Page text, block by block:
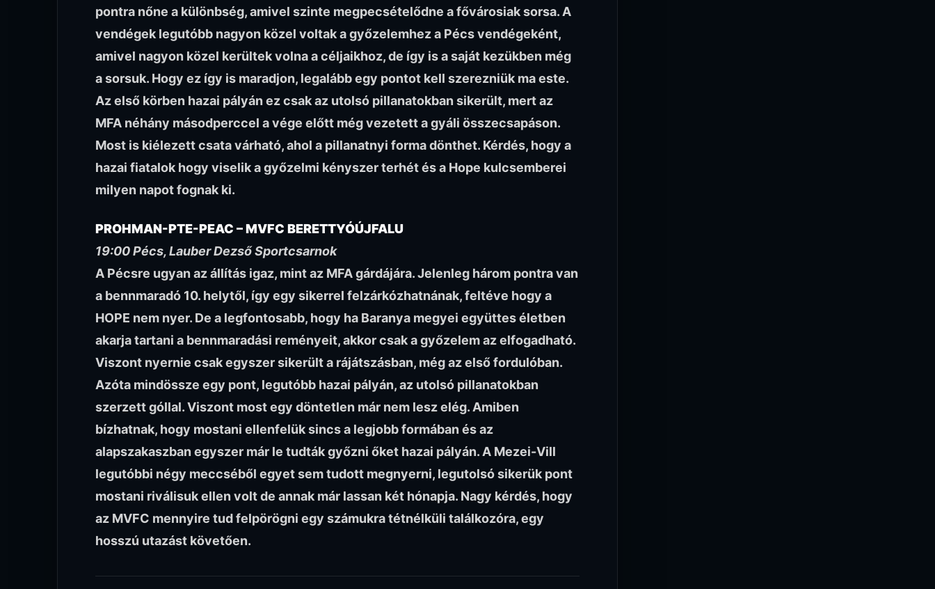
pontra nőne a különbség, amivel szinte megpecsételődne a fővárosiak sorsa. A
vendégek legutóbb nagyon közel voltak a győzelemhez a Pécs vendégeként,
amivel nagyon közel kerültek volna a céljaikhoz, de így is a saját kezükben még
a sorsuk. Hogy ez így is maradjon, legalább egy pontot kell szerezniük ma este.
Az első körben hazai pályán ez csak az utolsó pillanatokban sikerült, mert az
MFA néhány másodperccel a vége előtt még vezetett a gyáli összecsapáson.
Most is kiélezett csata várható, ahol a pillanatnyi forma dönthet. Kérdés, hogy a
hazai fiatalok hogy viselik a győzelmi kényszer terhét és a Hope kulcsemberei
milyen napot fognak ki.
PROHMAN-PTE-PEAC – MVFC BERETTYÓÚJFALU
19:00 Pécs, Lauber Dezső Sportcsarnok
A Pécsre ugyan az állítás igaz, mint az MFA gárdájára. Jelenleg három pontra van
a bennmaradó 10. helytől, így egy sikerrel felzárkózhatnának, feltéve hogy a
HOPE nem nyer. De a legfontosabb, hogy ha Baranya megyei együttes életben
akarja tartani a bennmaradási reményeit, akkor csak a győzelem az elfogadható.
Viszont nyernie csak egyszer sikerült a rájátszásban, még az első fordulóban.
Azóta mindössze egy pont, legutóbb hazai pályán, az utolsó pillanatokban
szerzett góllal. Viszont most egy döntetlen már nem lesz elég. Amiben
bízhatnak, hogy mostani ellenfelük sincs a legjobb formában és az
alapszakaszban egyszer már le tudták győzni őket hazai pályán. A Mezei-Vill
legutóbbi négy meccséből egyet sem tudott megnyerni, legutolsó sikerük pont
mostani riválisuk ellen volt de annak már lassan két hónapja. Nagy kérdés, hogy
az MVFC mennyire tud felpörögni egy számukra tétnélküli találkozóra, egy
hosszú utazást követően.